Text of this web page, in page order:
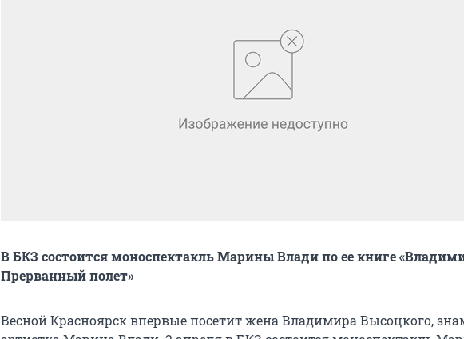
В БКЗ состоится моноспектакль Марины Влади по ее книге
Прерванный полет»
Весной Красноярск впервые посетит жена Владимира Высоцкого,